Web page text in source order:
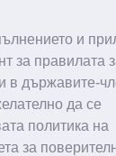
и
за правилата
в държавите-
да се
политика на
за